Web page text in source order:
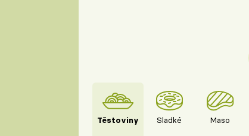
Těstoviny Sladké Maso